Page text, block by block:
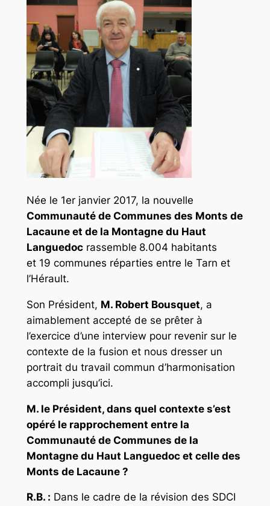
Née le 1er janvier 2017, la nouvelle
Communauté de Communes des Monts de
Lacaune et de la Montagne du Haut
Languedocrassemble 8.004 habitants
et 19 communes réparties entre le Tarn et
l’Hérault.
Son Président, M. Robert Bousquet, a
aimablement accepté de se prêter à
l’exercice d’une interview pour revenir sur le
contexte de la fusion et nous dresser un
portrait du travail commun d’harmonisation
accompli jusqu’ici.
M. le Président, dans quel contexte s’est
opéré le rapprochement entre la
Communauté de Communes de la
Montagne du Haut Languedoc et celle des
Monts de Lacaune ?
R.B. : Dans le cadre de la révision des SDCI